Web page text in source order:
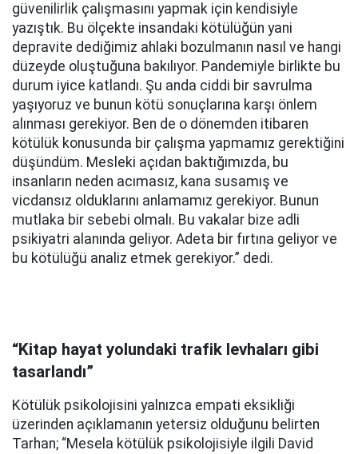
güvenilirlik çalışmasını yapmak için kendisiyle
yazıştık. Bu ölçekte insandaki kötülüğün yani
depravite dediğimiz ahlaki bozulmanın nasıl ve hangi
düzeyde oluştuğuna bakılıyor. Pandemiyle birlikte bu
durum iyice katlandı. Şu anda ciddi bir savrulma
yaşıyoruz ve bunun kötü sonuçlarına karşı önlem
alınması gerekiyor. Ben de o dönemden itibaren
kötülük konusunda bir çalışma yapmamız gerektiğini
düşündüm. Mesleki açıdan baktığımızda, bu
insanların neden acımasız, kana susamış ve
vicdansız olduklarını anlamamız gerekiyor. Bunun
mutlaka bir sebebi olmalı. Bu vakalar bize adli
psikiyatri alanında geliyor. Adeta bir fırtına geliyor ve
bu kötülüğü analiz etmek gerekiyor.” dedi.
“Kitap hayat yolundaki trafik levhaları gibi
tasarlandı”
Kötülük psikolojisini yalnızca empati eksikliği
üzerinden açıklamanın yetersiz olduğunu belirten
Tarhan; “Mesela kötülük psikolojisiyle ilgili David